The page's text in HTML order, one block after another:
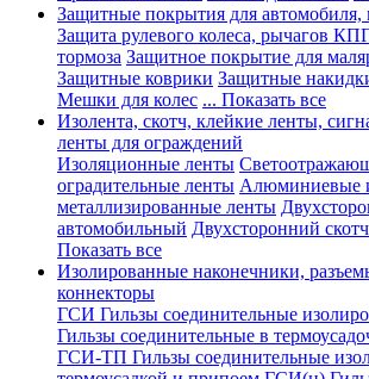
Защитные покрытия для автомобиля,
Защита рулевого колеса, рычагов
тормоза Защитное покрытие для
Защитные коврики Защитные
Мешки для колес ... Показать все
Изолента, скотч, клейкие ленты,
ленты для ограждений
Изоляционные ленты
оградительные ленты Алюминиевые
металлизированные ленты
автомобильный Двухсторонний
Показать все
Изолированные наконечники,
коннекторы
ГСИ Гильзы соединительные
Гильзы соединительные в
ГСИ-ТП Гильзы соединительные